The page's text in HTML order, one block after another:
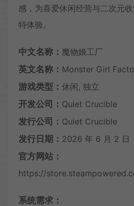
感，为喜爱休闲经营与二次元
特体验。
中文名称： 魔物娘工厂
英文名称： Monster Girl
游戏类型： 休闲, 独立
开发公司： Quiet Crucible
发行公司： Quiet Crucible
发行日期： 2026 年 6 月 2 日
官方网站：
https://
系统需求：